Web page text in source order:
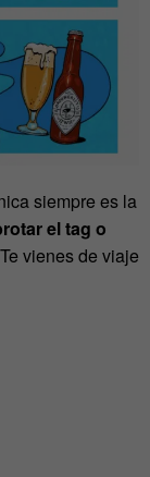
siempre es la
el tag o
vienes de viaje